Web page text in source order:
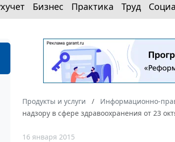
Бизнес Практика Труд
Продукты и услуги Информационно-
надзору в сфере здравоохранения от 23
16 января 2015